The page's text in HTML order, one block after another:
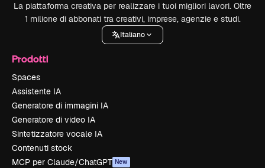
La piattaforma creativa per realizzare i tuoi migliori lavori. Oltre
1 milione di abbonati tra creativi, imprese, agenzie e studi.
Italiano
Prodotti
Spaces
Assistente IA
Generatore di immagini IA
Generatore di video IA
Sintetizzatore vocale IA
Contenuti stock
MCP per Claude/ChatGPT New